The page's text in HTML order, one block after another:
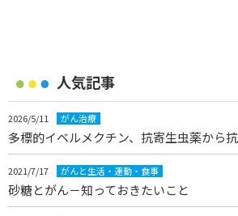
人気記事
2026/5/11 がん治療
多標的イベルメクチン、抗寄生虫薬から
2021/7/17 がんと生活・運動・食事
砂糖とがん－知っておきたいこと